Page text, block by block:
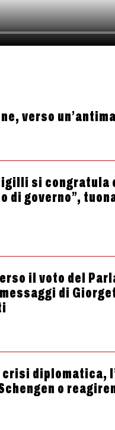
verso
si congratula
di governo”,
il voto del
di
crisi diplomatica,
o